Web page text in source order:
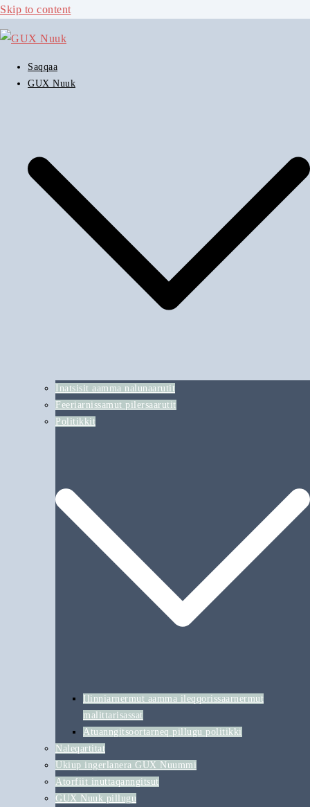
Skip to content
Saqqaa
GUX Nuuk
Inatsisit aamma nalunaarutit
Feeriarnissamut pilersaarutit
Politikkit
Ilinniarnermut aamma ileqqorissaarnermut
malittarisassat
Atuanngitsoortarneq pillugu politikki
Naleqartitat
Ukiup ingerlanera GUX Nuummi
Atorfiit inuttaqanngitsut
GUX Nuuk pillugu